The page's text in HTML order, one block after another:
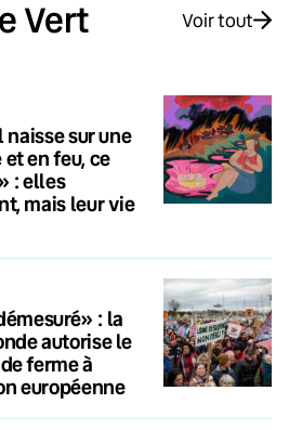
Vert Voir tout
naisse sur une
en feu, ce
: elles
mais leur vie
: la
autorise le
ferme à
européenne